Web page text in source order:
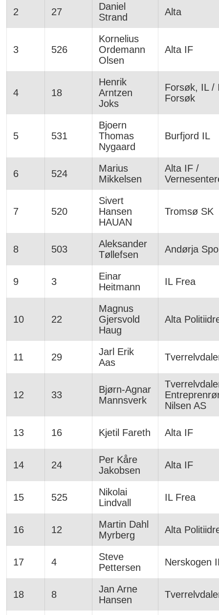
2 27
Daniel
Strand
Alta
3 526
Kornelius
Ordemann
Olsen
Alta IF
4 18
Henrik
Arntzen
Joks
Forsøk, IL /
Forsøk
5 531
Bjoern
Thomas
Nygaard
Burfjord IL
6 524
Marius
Mikkelsen
Alta IF /
7 520
Sivert
Hansen
HAUAN
Tromsø SK
8 503
Aleksander
Tøllefsen
Andørja
9 3
Einar
Heitmann
IL Frea
10 22
Magnus
Gjersvold
Haug
Alta
11 29
Jarl Erik
Aas
12 33
Bjørn-Agnar
Mannsverk
Nilsen AS
13 16 Kjetil Fareth Alta IF
14 24
Per Kåre
Jakobsen
Alta IF
15 525
Nikolai
Lindvall
IL Frea
16 12
Martin Dahl
Myrberg
Alta
17 4
Steve
Pettersen
Nerskogen
18 8
Jan Arne
Hansen